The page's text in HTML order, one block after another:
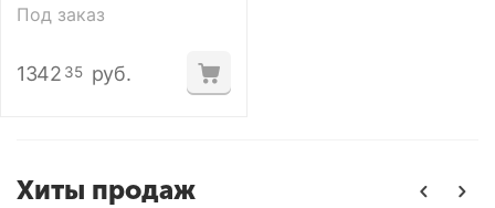
Под заказ
1342 35 руб.
Хиты продаж